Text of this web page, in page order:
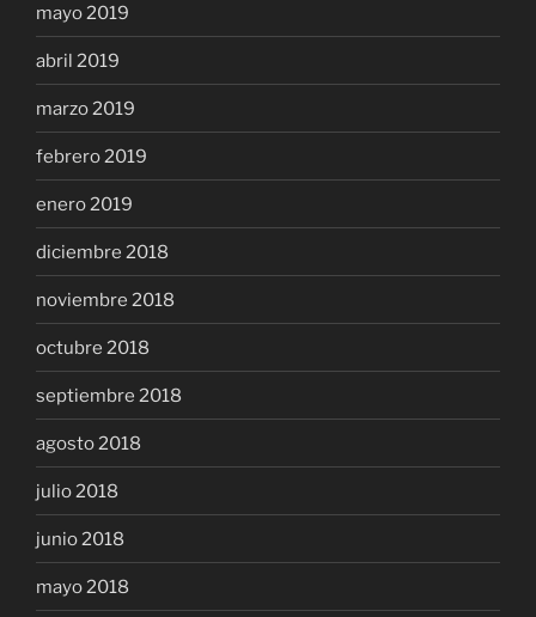
mayo 2019
abril 2019
marzo 2019
febrero 2019
enero 2019
diciembre 2018
noviembre 2018
octubre 2018
septiembre 2018
agosto 2018
julio 2018
junio 2018
mayo 2018